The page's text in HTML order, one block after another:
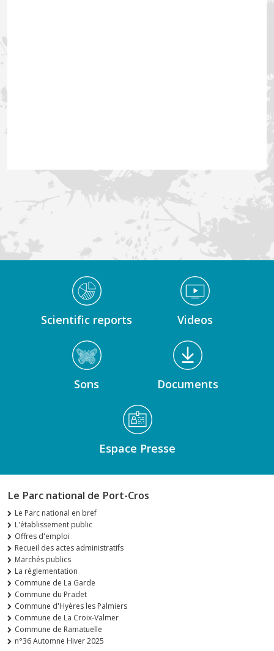
Médiathèque Footer
Scientific reports Videos
Sons Documents
Espace Presse
Le Parc national de Port-Cros
Le Parc national en bref
L'établissement public
Offres d'emploi
Recueil des actes administratifs
Marchés publics
La réglementation
Commune de La Garde
Commune du Pradet
Commune d'Hyères les Palmiers
Commune de La Croix-Valmer
Commune de Ramatuelle
n°36 Automne Hiver 2025